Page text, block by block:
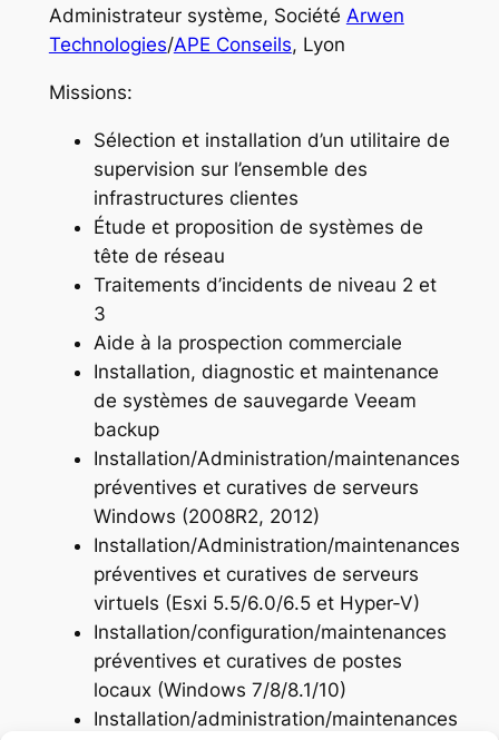
Administrateur système, Société Arwen
Technologies/APE Conseils, Lyon
Missions:
Sélection et installation d’un utilitaire de
supervision sur l’ensemble des
infrastructures clientes
Étude et proposition de systèmes de
tête de réseau
Traitements d’incidents de niveau 2 et
3
Aide à la prospection commerciale
Installation, diagnostic et maintenance
de systèmes de sauvegarde Veeam
backup
Installation/Administration/maintenances
préventives et curatives de serveurs
Windows (2008R2, 2012)
Installation/Administration/maintenances
préventives et curatives de serveurs
virtuels (Esxi 5.5/6.0/6.5 et Hyper-V)
Installation/configuration/maintenances
préventives et curatives de postes
locaux (Windows 7/8/8.1/10)
Installation/administration/maintenances